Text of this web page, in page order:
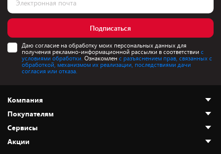
Подписаться
Даю согласие на обработку моих персональных данных для
получения рекламно-информационной рассылки в соответствии с
условиями обработки. Ознакомлен с разъяснением прав, связанных с
обработкой, механизмом их реализации, последствиями дачи
согласия или отказа.
Компания
О нас
Адреса магазинов
Новости
Покупателям
Как сделать заказ
Оплата и доставка
Сервисы
Акции